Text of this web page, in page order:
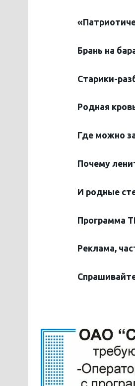
Брань на
Старики-
Родная
Где можно
Почему
И родные
Программа
Реклама,